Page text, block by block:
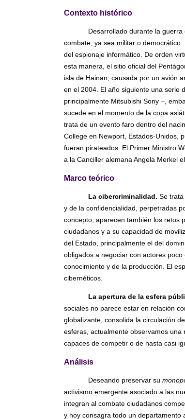
Contexto histórico
Desarrollado durante la
combate, ya sea militar o
del espionaje informático. De orden
esta manera, el sitio oficial del
isla de Hainan, causada por un avión
en el 2004. El año siguiente una serie
principalmente Mitsubishi Sony –,
sucede en el momento de la copa
trata de un evento faro dentro del
College en Newport, Estados-Unidos,
fueran pirateados. El Primer Ministro
a la Canciller alemana Angela Merkel
Marco teórico
La cibercriminalidad. Se
y de la confidencialidad, perpetradas
concepto, aparecen también los retos
ciudadanos y a su capacidad de
del Estado, principalmente el del
obligados a negociar con actores
conocimiento y de la producción. El
cibernéticos.
La apertura de la esfera
sociales no parece estar en relación
globalizante, consolida la circulación
esferas, actualmente observamos
capaces de competir o de hasta casi
Análisis
Deseando preservar su
activismo emergente asociado a las
integran al combate ciudadanos
y hoy consagra todo un departamento